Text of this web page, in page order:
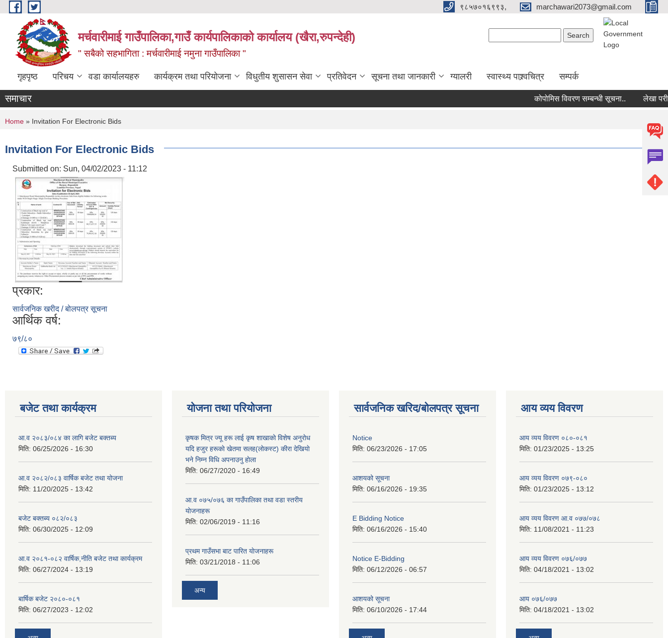
Skip to main content ९८५७०१६९९३, marchawari2073@gmail.com
मर्चवारीमाई गाउँपालिका,गाउँ कार्यपालिकाको कार्यालय (खैरा,रुपन्देही)
" सबैको सहभागिता : मर्चवारीमाई नमुना गाउँपालिका "
गृहपृष्ठ परिचय वडा कार्यालयहरु कार्यक्रम तथा परियोजना विधुतीय शुसासन सेवा प्रतिवेदन सूचना तथा जानकारी ग्यालरी स्वास्थ्य पाश्र्वचित्र सम्पर्क
समाचार कोपोमिस विवरण सम्बन्धी सूचना.. लेखा
You are here
Home » Invitation For Electronic Bids
Invitation For Electronic Bids
Submitted on: Sun, 04/02/2023 - 11:12
प्रकार:
सार्वजनिक खरीद / बोलपत्र सूचना
आर्थिक वर्ष:
७९/८०
बजेट तथा कार्यक्रम
आ.व २०८३/०८४ का लागि बजेट बक्तब्य
मिति: 06/25/2026 - 16:30
आ.व २०८२/०८३ वार्षिक बजेट तथा योजना
मिति: 11/20/2025 - 13:42
बजेट बक्तब्य ०८२/०८३
मिति: 06/30/2025 - 12:09
आ.व २०८१-०८२ वार्षिक,नीति बजेट तथा कार्यक्रम
मिति: 06/27/2024 - 13:19
बार्षिक बजेट २०८०-०८१
मिति: 06/27/2023 - 12:02
योजना तथा परियोजना
कृषक मित्र ज्यू हरू लाई कृष शाखाकाे विशेष अनुराेध
यदि हजुर हरूकाे खेतमा सलह(लाेकस्ट) कीरा देखियाे
भने निम्न विधि अपनाउनु हाेला
मिति: 06/27/2020 - 16:49
आ‍.व ०७५/०७६ का गाउँपालिका तथा वडा स्तरीय
याेजनाहरू
मिति: 02/06/2019 - 11:16
प्रथम गाउँसभा बाट पारित याेजनाहरू
मिति: 03/21/2018 - 11:06
अन्य
सार्वजनिक खरिद/बोलपत्र सूचना
Notice
मिति: 06/23/2026 - 17:05
आशयको सूचना
मिति: 06/16/2026 - 19:35
E Bidding Notice
मिति: 06/16/2026 - 15:40
Notice E-Bidding
मिति: 06/12/2026 - 06:57
आशयको सूचना
मिति: 06/10/2026 - 17:44
आय व्यय विवरण
आय व्यय विवरण ०८०-०८१
मिति: 01/23/2025 - 13:25
आय व्यय विवरण ०७९-०८०
मिति: 01/23/2025 - 13:12
आय व्यय विवरण आ.व ०७७/०७८
मिति: 11/08/2021 - 11:23
आय व्यय विवरण ०७६/०७७
मिति: 04/18/2021 - 13:02
आय ०७६/०७७
मिति: 04/18/2021 - 13:02